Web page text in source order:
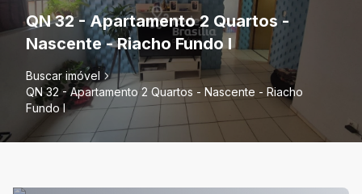
QN 32 - Apartamento 2 Quartos -
Nascente - Riacho Fundo I
Buscar imóvel
QN 32 - Apartamento 2 Quartos - Nascente - Riacho
Fundo I